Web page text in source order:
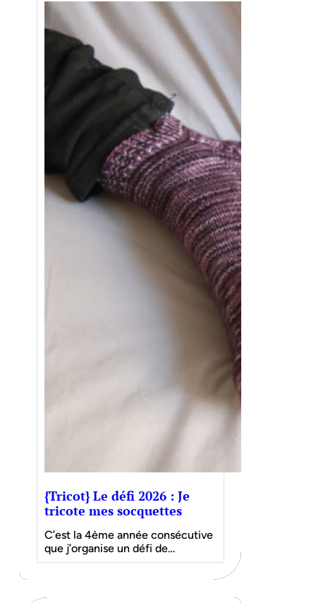
{Tricot} Le défi 2026 : Je
tricote mes socquettes
C’est la 4ème année consécutive
que j’organise un défi de…